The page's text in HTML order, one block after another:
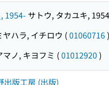
1954- サトウ, タカユキ,
ヤハラ, イチロウ (01060716)
マノ, キヨフミ (01012920 )
出版工房 (出版)